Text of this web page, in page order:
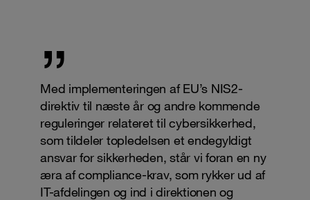
Med implementeringen af EU’s NIS2-
direktiv til næste år og andre kommende
reguleringer relateret til cybersikkerhed,
som tildeler topledelsen et endegyldigt
ansvar for sikkerheden, står vi foran en ny
æra af compliance-krav, som rykker ud af
IT-afdelingen og ind i direktionen og